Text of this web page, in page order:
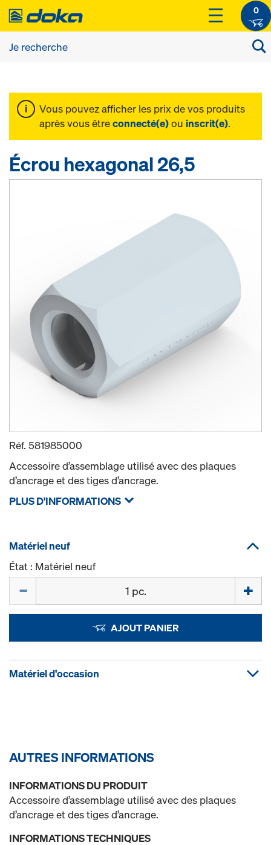
0
Vous pouvez afficher les prix de vos produits
après vous êtreconnecté(e)ou inscrit(e).
Écrou hexagonal 26,5
Réf. 581985000
Accessoire d’assemblage utilisé avec des plaques
d’ancrage et des tiges d’ancrage.
PLUS D'INFORMATIONS
Matériel neuf
État : Matériel neuf
AJOUT PANIER
Matériel d'occasion
AUTRES INFORMATIONS
INFORMATIONS DU PRODUIT
Accessoire d’assemblage utilisé avec des plaques
d’ancrage et des tiges d’ancrage.
INFORMATIONS TECHNIQUES